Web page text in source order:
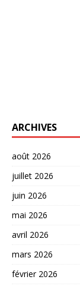
ARCHIVES
août 2026
juillet 2026
juin 2026
mai 2026
avril 2026
mars 2026
février 2026